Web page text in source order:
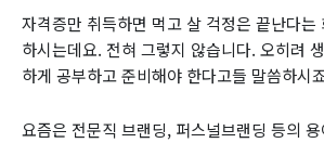
자격증만 취득하면 먹고 살 걱정은 끝난다는
하시는데요. 전혀 그렇지 않습니다. 오히려
하게 공부하고 준비해야 한다고들 말씀하시
요즘은 전문직 브랜딩, 퍼스널브랜딩 등의